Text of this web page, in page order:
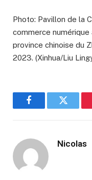
Photo: Pavillon de la
commerce numérique
province chinoise du
2023. (Xinhua/Liu
FacebookTwitter
Nicolas